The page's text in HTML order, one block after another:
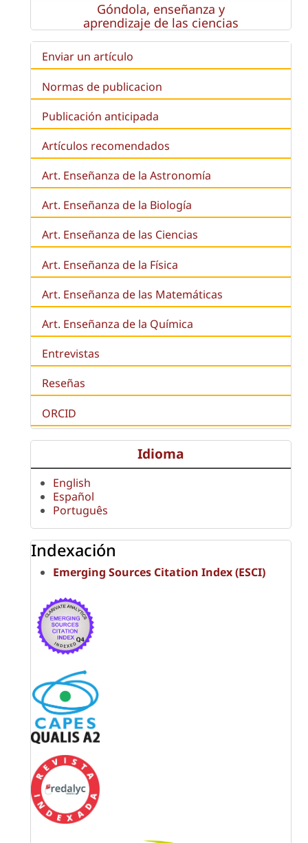
Góndola, enseñanza y
aprendizaje de las ciencias
Enviar un artículo
Normas de publicacion
Publicación anticipada
Artículos recomendados
Art. Enseñanza de la Astronomía
Art. Enseñanza de la Biología
Art. Enseñanza de las Ciencias
Art. Enseñanza de la Física
Art. Enseñanza de las Matemáticas
Art. Enseñanza de la Química
Entrevistas
Reseñas
ORCID
Idioma
English
Español
Português
Indexación
Emerging Sources Citation Index (ESCI)